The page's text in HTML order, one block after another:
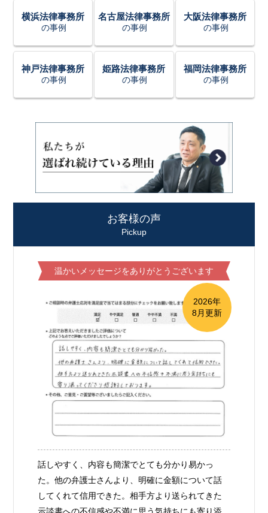
横浜法律事務所
の事例
名古屋法律事務所
の事例
大阪法律事務所
の事例
神戸法律事務所
の事例
姫路法律事務所
の事例
福岡法律事務所
の事例
お客様の声
Pickup
温かいメッセージをありがとうございます
2026年
8月更新
話しやすく、内容も簡潔でとても分かり易かっ
た。他の弁護士さんより、明確に金額について話
してくれて信用できた。相手方より送られてきた